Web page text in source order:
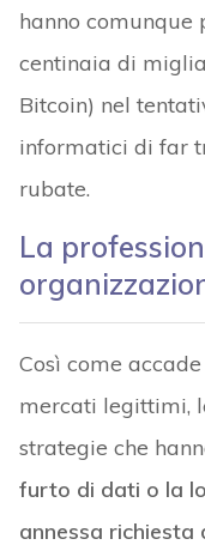
hanno
centinaia di
Bitcoin) nel
informatici di far
rubate.
La
Così come
mercati legittimi,
strategie che
furto di dati o la
annessa